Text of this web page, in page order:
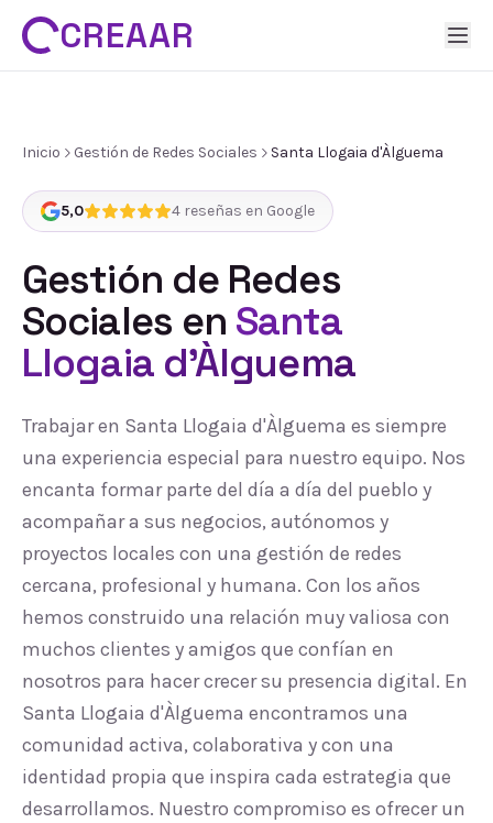
CREAAR
Inicio Gestión de Redes Sociales Santa Llogaia d'Àlguema
5,0 4 reseñas en Google
Gestión de Redes
Sociales en Santa
Llogaia d'Àlguema
Trabajar en Santa Llogaia d'Àlguema es siempre
una experiencia especial para nuestro equipo. Nos
encanta formar parte del día a día del pueblo y
acompañar a sus negocios, autónomos y
proyectos locales con una gestión de redes
cercana, profesional y humana. Con los años
hemos construido una relación muy valiosa con
muchos clientes y amigos que confían en
nosotros para hacer crecer su presencia digital. En
Santa Llogaia d'Àlguema encontramos una
comunidad activa, colaborativa y con una
identidad propia que inspira cada estrategia que
desarrollamos. Nuestro compromiso es ofrecer un